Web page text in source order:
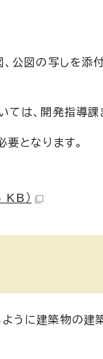
公図の写しを添
は、開発指導課
となります。
）
うに建築物の建